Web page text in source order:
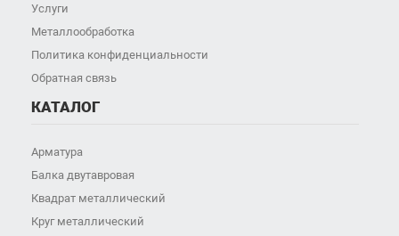
Услуги
Металлообработка
Политика конфиденциальности
Обратная связь
КАТАЛОГ
Арматура
Балка двутавровая
Квадрат металлический
Круг металлический